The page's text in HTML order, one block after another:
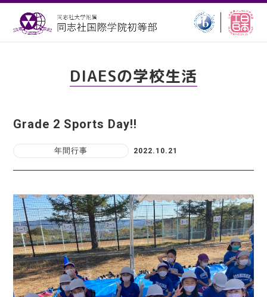
DIAESの学校生活
Grade 2 Sports Day!!
年間行事 2022.10.21